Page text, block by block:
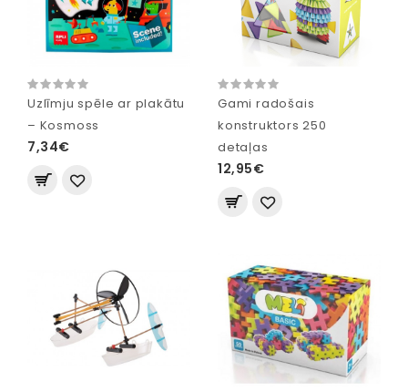
Uzlīmju spēle ar plakātu
– Kosmoss
7,34€
Gami radošais
konstruktors 250
detaļas
12,95€